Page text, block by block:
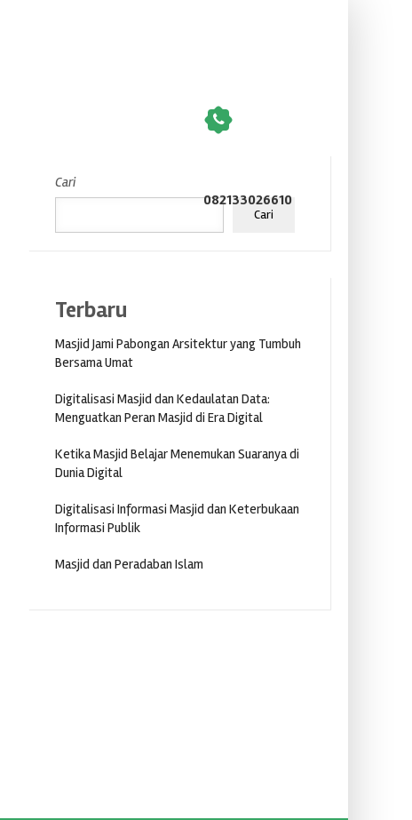
082133026610
Cari
Cari
Terbaru
Masjid Jami Pabongan Arsitektur yang Tumbuh
Bersama Umat
Digitalisasi Masjid dan Kedaulatan Data:
Menguatkan Peran Masjid di Era Digital
Ketika Masjid Belajar Menemukan Suaranya di
Dunia Digital
Digitalisasi Informasi Masjid dan Keterbukaan
Informasi Publik
Masjid dan Peradaban Islam